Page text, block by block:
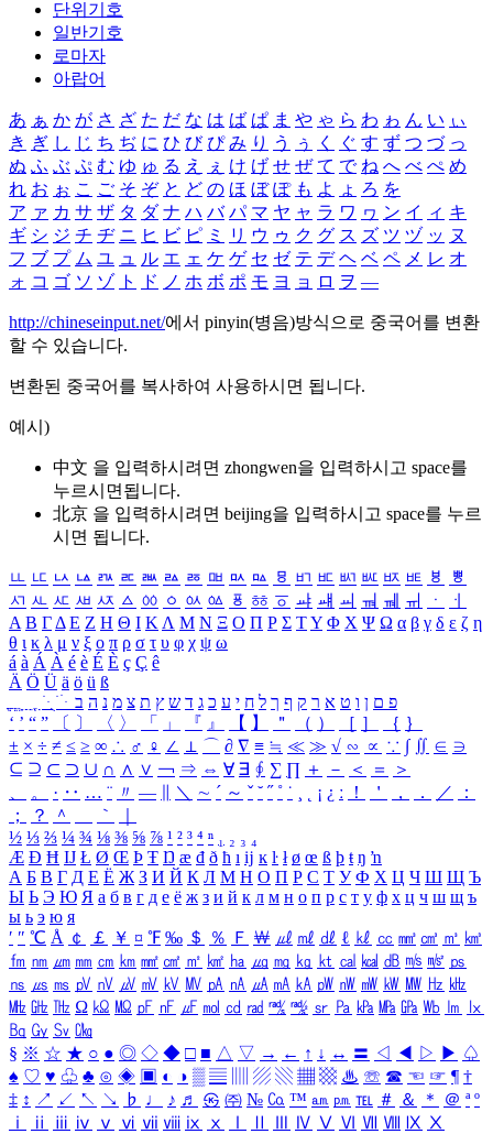
단위기호
일반기호
로마자
아랍어
あ ぁ か が さ ざ た だ な は ば ぱ ま や ゃ ら わ ゎ ん い ぃ
き ぎ し じ ち ぢ に ひ び ぴ み り う ぅ く ぐ す ず つ づ っ
ぬ ふ ぶ ぷ む ゆ ゅ る え ぇ け げ せ ぜ て で ね へ べ ぺ め
れ お ぉ こ ご そ ぞ と ど の ほ ぼ ぽ も よ ょ ろ を
ア ァ カ サ ザ タ ダ ナ ハ バ パ マ ヤ ャ ラ ワ ヮ ン イ ィ キ
ギ シ ジ チ ヂ ニ ヒ ビ ピ ミ リ ウ ゥ ク グ ス ズ ツ ヅ ッ ヌ
フ ブ プ ム ユ ュ ル エ ェ ケ ゲ セ ゼ テ デ ヘ ベ ペ メ レ オ
ォ コ ゴ ソ ゾ ト ド ノ ホ ボ ポ モ ヨ ョ ロ ヲ ―
http://chineseinput.net/에서 pinyin(병음)방식으로 중국어를 변환
할 수 있습니다.
변환된 중국어를 복사하여 사용하시면 됩니다.
예시)
中文 을 입력하시려면 zhongwen을 입력하시고 space를
누르시면됩니다.
北京 을 입력하시려면 beijing을 입력하시고 space를 누르
시면 됩니다.
ㅥ ㅦ ㅧ ㅨ ㅩ ㅪ ㅫ ㅬ ㅭ ㅮ ㅯ ㅰ ㅱ ㅲ ㅳ ㅴ ㅵ ㅶ ㅷ ㅸ
ㅹ
ㅺ ㅻ ㅼ ㅽ ㅾ ㅿ ㆀ ㆁ ㆂ ㆃ ㆄ ㆅ ㆆ ㆇ ㆈ ㆉ ㆊ ㆋ ㆌ ㆍ
ㆎ
Α Β ΓΔ Ε Ζ Η Θ Ι ΚΛ Μ Ν Ξ Ο Π Ρ Σ ΤΥ Φ Χ Ψ Ω α β γ δ ε ζ η
θ ι κ λ μ ν ξ ο π ρ σ τ υ φ χ ψ ω
á à Á À é è É È ç Ç ê
Ä Ö Ü ä ö ü ß
ִֶֹ ֻּ ׁׂ פ ם ן ו ט א ר ק ף ך ל ח י ע כ ג ד ש ץ ת צ מ נ ה ב
‘ ’ “ ” 〔 〕 〈 〉 「 」 『 』 【 】 ＂ （ ） ［ ］ ｛ ｝
± × ÷ ≠ ≤ ≥ ∞ ∴ ♂ ♀ ∠ ⊥ ⌒ ∂ ∇ ≡ ≒ ≪ ≫ √ ∽ ∝ ∵ ∫ ∬ ∈ ∋
⊆ ⊇ ⊂ ⊃ ∪ ∩ ∧ ∨ ￢ ⇒ ⇔ ∀ ∃ ∮ ∑ ∏ ＋ － ＜ ＝
＞
、
。 · ‥ … ¨ 〃 ― ＼ ∼ ´ ～ ˇ ˘ ˝ ˚ ˙ ¸ ¡ ¿ ː ！ ＇ ， ． ／
：
；
？ ＾ ｀
½ ⅓ ⅔ ¼ ¾ ⅛ ⅜ ⅝ ⅞ ¹ ² ³ ⁴ ⁿ ₁ ₂ ₃ ₄
Æ Ð Ħ Ĳ Ł Ø Œ Þ Ŧ Ŋ æ đ ð ħ ı ĳ ĸ ŀ ł ø œ ß þ ŧ ŋ ŉ
А Б В Г Д Е Ё Ж З И Й К Л М Н О П Р С Т У Ф Х Ц Ч Ш Щ Ъ
Ы Ь Э Ю Я а б в г д е ё ж з и й к л м н о п р с т у ф х ц ч ш щ ъ
ы ь э ю я
′ ″ ℃ Å ￠ ￡ ￥ ¤ ℉ ‰ ＄ ％ Ｆ ￦ ㎕ ㎖ ㎗ ℓ ㎘ ㏄ ㎣ ㎤ ㎥ ㎦
㎙ ㎚ ㎛ ㎜ ㎝ ㎞ ㎟ ㎠ ㎡ ㎢ ㏊ ㎍ ㎎ ㎏ ㏏ ㎈ ㎉ ㏈ ㎧ ㎨ ㎰
㎱ ㎲ ㎳ ㎴ ㎵ ㎶ ㎷ ㎸ ㎹ ㎀ ㎁ ㎂ ㎃ ㎄ ㎺ ㎻ ㎽ ㎾ ㎿ ㎐ ㎑
㎒ ㎓ ㎔ Ω ㏀ ㏁ ㎊ ㎋ ㎌ ㏖ ㏅ ㎭ ㎮ ㎯ ㏛ ㎩ ㎪ ㎫ ㎬ ㏝ ㏐
㏓
㏃ ㏉ ㏜ ㏆
§ ※ ☆ ★ ○ ● ◎ ◇ ◆ □ ■ △ ▽ → ← ↑ ↓ ↔ 〓 ◁ ◀ ▷ ▶ ♤
♠ ♡ ♥ ♧ ♣ ⊙ ◈ ▣ ◐ ◑ ▒ ▤ ▨ ▧ ▦ ▩ ♨ ☏ ☎ ☜ ☞ ¶ †
‡ ↕ ↗ ↙ ↖ ↘ ♭ ♩ ♪ ♬ ㉿ ㈜ № ㏇ ™ ㏂ ㏘ ℡ ＃ ＆ ＊ ＠ ª º
ⅰ
ⅱ ⅲ ⅳ ⅴ ⅵ ⅶ ⅷ ⅸ ⅹ Ⅳ Ⅴ Ⅵ Ⅶ Ⅷ Ⅸ Ⅹ